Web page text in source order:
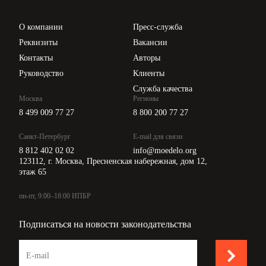
О компании
Реквизиты
Контакты
Руководство
Пресс-служба
Вакансии
Авторы
Клиенты
Служба качества
Москва
8 499 009 77 27
Санкт-Петербург
8 812 402 02 02
Регионы
8 800 200 77 27
E-mail для связи
info@moedelo.org
123112, г. Москва, Пресненская набережная, дом 12,
этаж 65
пн-пт, 9:00–18:00 ИПБР
Подписаться на новости законодательства